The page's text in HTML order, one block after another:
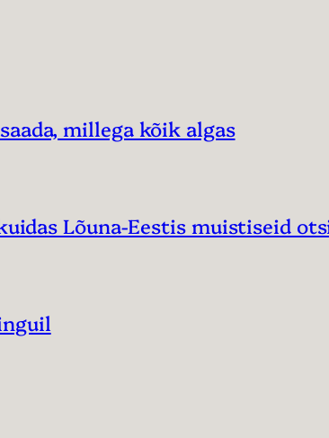
millega kõik algas
Lõuna-Eestis muistiseid